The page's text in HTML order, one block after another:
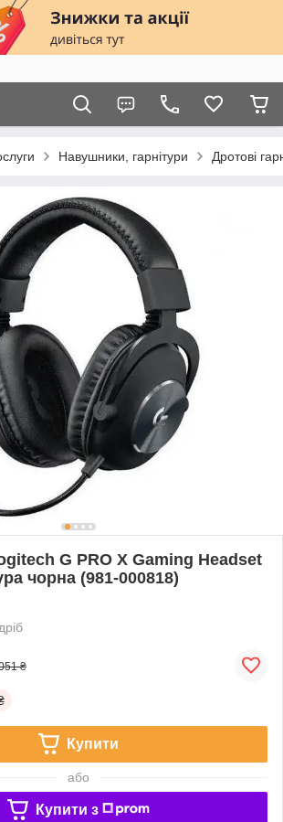
Навушники, гарнітури Дротові
G PRO X Gaming Headset
чорна (981-000818)
₴
Купити
або
Купити з